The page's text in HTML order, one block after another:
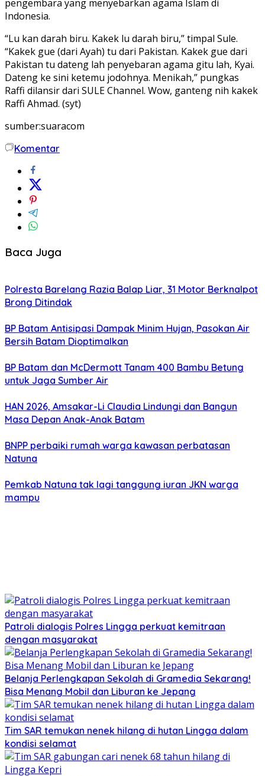
pengembara yang menyebarkan agama Islam di
Indonesia.
“Lu kan darah biru. Kakek lu darah biru,” timpal Sule.
“Kakek gue (dari Ayah) tu dari Pakistan. Kakek gue dari
Pakistan tu dateng lah penyebaran agama gitu lah, Kyai.
Dateng ke sini ketemu jodohnya. Menikah,” pungkas
Raffi dilansir dari SULE Channel. Wow, ganteng nih kakek
Raffi Ahmad. (syt)
sumber:suaracom
Komentar
Baca Juga
Polresta Barelang Razia Balap Liar, 31 Motor Berknalpot
Brong Ditindak
BP Batam Antisipasi Dampak Minim Hujan, Pasokan Air
Bersih Batam Dioptimalkan
BP Batam dan McDermott Tanam 400 Bambu Betung
untuk Jaga Sumber Air
HAN 2026, Amsakar-Li Claudia Lindungi dan Bangun
Masa Depan Anak-Anak Batam
BNPP perbaiki rumah warga kawasan perbatasan
Natuna
Pemkab Natuna tak lagi tanggung iuran JKN warga
mampu
Patroli dialogis Polres Lingga perkuat kemitraan
dengan masyarakat
Belanja Perlengkapan Sekolah di Gramedia Sekarang!
Bisa Menang Mobil dan Liburan ke Jepang
Tim SAR temukan nenek hilang di hutan Lingga dalam
kondisi selamat